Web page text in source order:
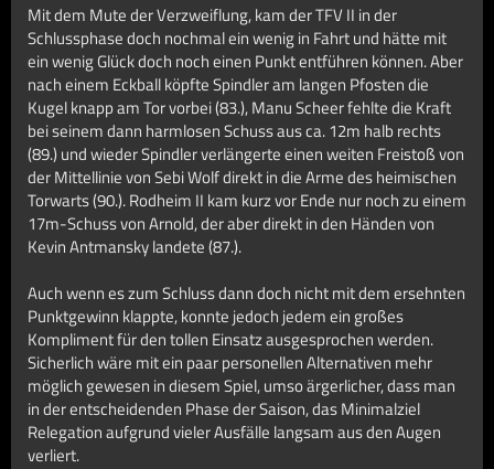
Mit dem Mute der Verzweiflung, kam der TFV II in der
Schlussphase doch nochmal ein wenig in Fahrt und hätte mit
ein wenig Glück doch noch einen Punkt entführen können. Aber
nach einem Eckball köpfte Spindler am langen Pfosten die
Kugel knapp am Tor vorbei (83.), Manu Scheer fehlte die Kraft
bei seinem dann harmlosen Schuss aus ca. 12m halb rechts
(89.) und wieder Spindler verlängerte einen weiten Freistoß von
der Mittellinie von Sebi Wolf direkt in die Arme des heimischen
Torwarts (90.). Rodheim II kam kurz vor Ende nur noch zu einem
17m-Schuss von Arnold, der aber direkt in den Händen von
Kevin Antmansky landete (87.).
Auch wenn es zum Schluss dann doch nicht mit dem ersehnten
Punktgewinn klappte, konnte jedoch jedem ein großes
Kompliment für den tollen Einsatz ausgesprochen werden.
Sicherlich wäre mit ein paar personellen Alternativen mehr
möglich gewesen in diesem Spiel, umso ärgerlicher, dass man
in der entscheidenden Phase der Saison, das Minimalziel
Relegation aufgrund vieler Ausfälle langsam aus den Augen
verliert.